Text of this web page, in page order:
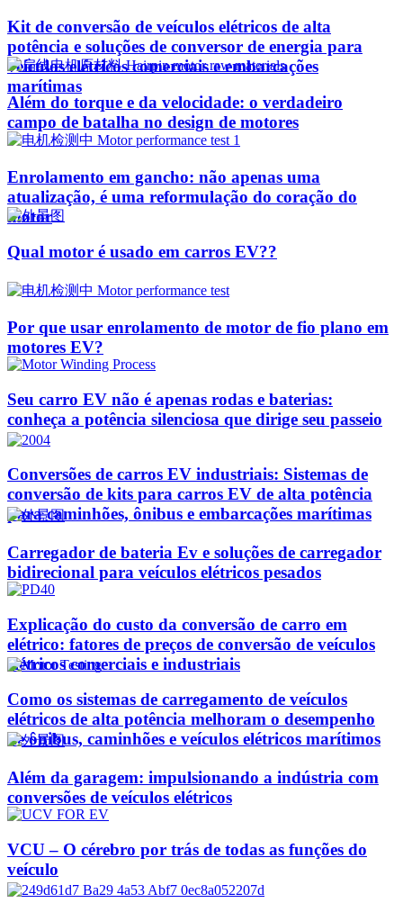
Kit de conversão de veículos elétricos de alta
potência e soluções de conversor de energia para
veículos elétricos comerciais e embarcações
marítimas
Além do torque e da velocidade: o verdadeiro
campo de batalha no design de motores
Enrolamento em gancho: não apenas uma
atualização, é uma reformulação do coração do
motor
Qual motor é usado em carros EV??
Por que usar enrolamento de motor de fio plano em
motores EV?
Seu carro EV não é apenas rodas e baterias:
conheça a potência silenciosa que dirige seu passeio
Conversões de carros EV industriais: Sistemas de
conversão de kits para carros EV de alta potência
para caminhões, ônibus e embarcações marítimas
Carregador de bateria Ev e soluções de carregador
bidirecional para veículos elétricos pesados
Explicação do custo da conversão de carro em
elétrico: fatores de preços de conversão de veículos
elétricos comerciais e industriais
Como os sistemas de carregamento de veículos
elétricos de alta potência melhoram o desempenho
de ônibus, caminhões e veículos elétricos marítimos
Além da garagem: impulsionando a indústria com
conversões de veículos elétricos
VCU – O cérebro por trás de todas as funções do
veículo